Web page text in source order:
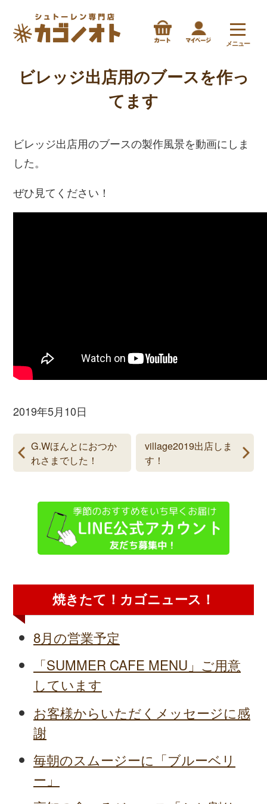
メニュー
ビレッジ出店用のブースを作っ
てます
ビレッジ出店用のブースの製作風景を動画にしま
した。
ぜひ見てください！
2019年5月10日
G.Wほんとにおつか
れさまでした！
village2019出店しま
す！
焼きたて！カゴニュース！
8月の営業予定
「SUMMER CAFE MENU」ご用意
しています
お客様からいただくメッセージに感
謝
毎朝のスムージーに「ブルーベリ
ー」